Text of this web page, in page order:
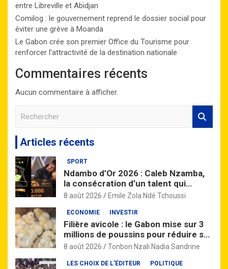
entre Libreville et Abidjan
Comilog : le gouvernement reprend le dossier social pour
éviter une grève à Moanda
Le Gabon crée son premier Office du Tourisme pour
renforcer l’attractivité de la destination nationale
Commentaires récents
Aucun commentaire à afficher.
r
c
h
e
r
Articles récents
SPORT
Ndambo d’Or 2026 : Caleb Nzamba,
la consécration d’un talent qui
monte
8 août 2026 Emile Zola Ndé Tchoussi
ECONOMIE INVESTIR
Filière avicole : le Gabon mise sur 3
millions de poussins pour réduire sa
dépendance aux importations
8 août 2026 Tonbon Nzali Nadia Sandrine
LES CHOIX DE L'ÉDITEUR POLITIQUE